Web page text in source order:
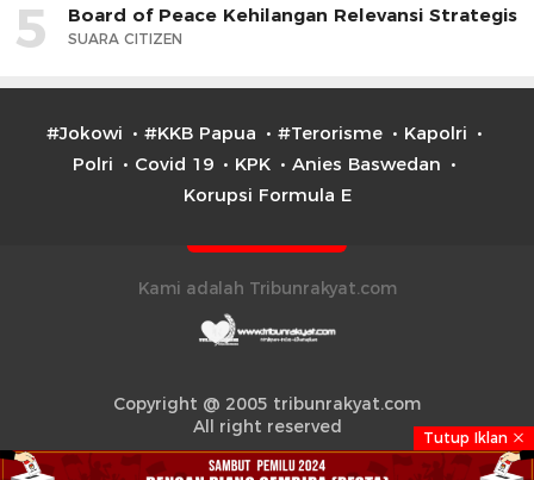
5 Board of Peace Kehilangan Relevansi Strategis
SUARA CITIZEN
#Jokowi #KKB Papua #Terorisme
Kapolri
Polri
Covid 19 KPK
Anies Baswedan
Korupsi Formula E
Kami adalah Tribunrakyat.com
Copyright @ 2005 tribunrakyat.com
All right reserved
Tutup Iklan